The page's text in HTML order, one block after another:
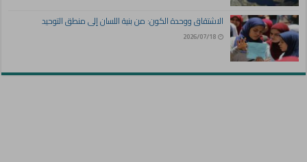
الاشتقاق ووحدة الكون: من بنية اللسان إلى منطق التوحيد
2026/07/18